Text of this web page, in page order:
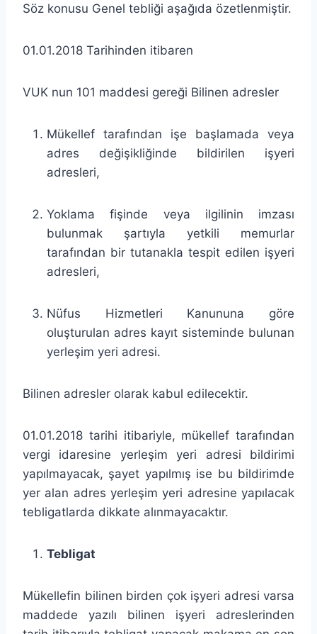
Söz konusu Genel tebliği aşağıda özetlenmiştir.
01.01.2018 Tarihinden itibaren
VUK nun 101 maddesi gereği Bilinen adresler
Mükellef tarafından işe başlamada veya
adres değişikliğinde bildirilen işyeri
adresleri,
Yoklama fişinde veya ilgilinin imzası
bulunmak şartıyla yetkili memurlar
tarafından bir tutanakla tespit edilen işyeri
adresleri,
Nüfus Hizmetleri Kanununa göre
oluşturulan adres kayıt sisteminde bulunan
yerleşim yeri adresi.
Bilinen adresler olarak kabul edilecektir.
01.01.2018 tarihi itibariyle, mükellef tarafından
vergi idaresine yerleşim yeri adresi bildirimi
yapılmayacak, şayet yapılmış ise bu bildirimde
yer alan adres yerleşim yeri adresine yapılacak
tebligatlarda dikkate alınmayacaktır.
Tebligat
Mükellefin bilinen birden çok işyeri adresi varsa
maddede yazılı bilinen işyeri adreslerinden